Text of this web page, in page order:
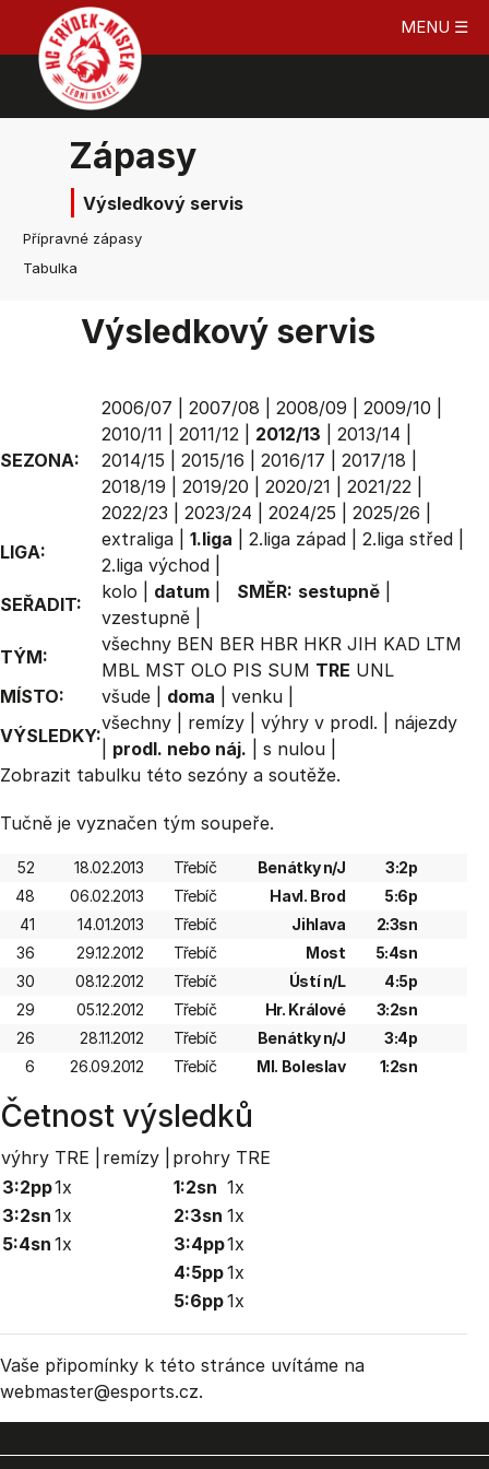
MENU ☰
Zápasy
Výsledkový servis
Přípravné zápasy
Tabulka
Výsledkový servis
SEZONA:
2006/07 2007/08 2008/09 2009/10
2010/11
2011/12 2012/13 2013/14
2014/15
2015/16 2016/17 2017/18
2018/19
2019/20 2020/21 2021/22
2022/23
2023/24 2024/25 2025/26
LIGA:
extraliga 1.liga 2.liga západ 2.liga střed
2.liga východ
SEŘADIT:
kolo datum SMĚR: sestupně
vzestupně
TÝM:
všechny BEN BER HBR HKR JIH KAD LTM
MBL MST OLO PIS SUM TRE UNL
MÍSTO:
všude doma venku
VÝSLEDKY:
všechny remízy výhry v prodl.
nájezdy
prodl. nebo náj. s nulou
Zobrazit tabulku této sezóny a soutěže.
Tučně je vyznačen tým soupeře.
52 18.02.2013 Třebíč Benátky n/J
3:2p
48
06.02.2013 Třebíč Havl. Brod
5:6p
41
14.01.2013 Třebíč Jihlava
2:3sn
36
29.12.2012 Třebíč Most
5:4sn
30
08.12.2012 Třebíč Ústí n/L
4:5p
29
05.12.2012 Třebíč Hr. Králové
3:2sn
26
28.11.2012 Třebíč Benátky n/J
3:4p
6
26.09.2012 Třebíč Ml. Boleslav 1:2sn
Četnost výsledků
výhry TRE | remízy |
prohry TRE
3:2pp1x
3:2sn 1x
5:4sn 1x
1:2sn 1x
2:3sn 1x
3:4pp1x
4:5pp1x
5:6pp1x
Vaše připomínky k této stránce uvítáme na
webmaster@esports.cz.